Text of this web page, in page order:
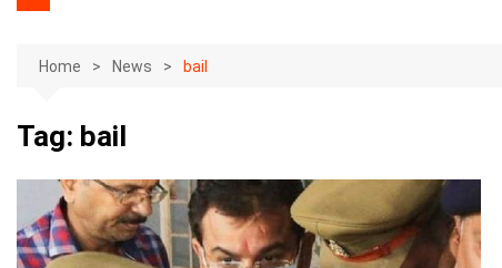
अंतराष्ट्रीय
Home News bail
Tag: bail